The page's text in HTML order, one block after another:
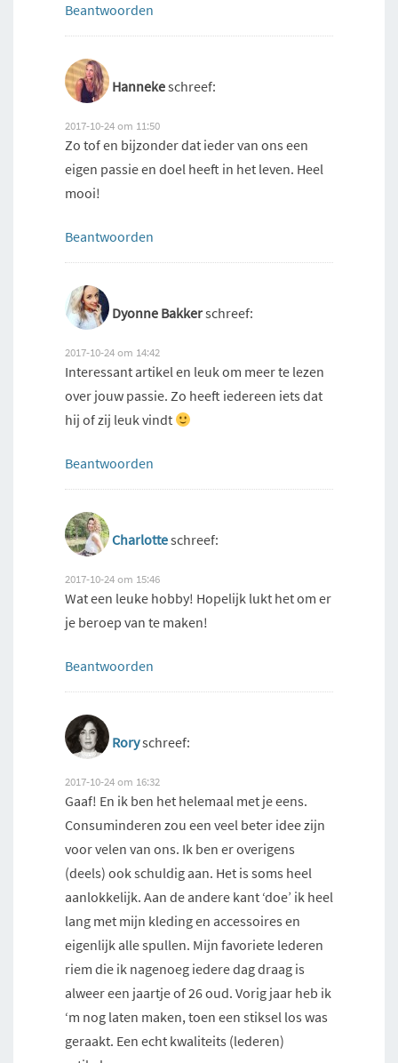
Beantwoorden
Hannekeschreef:
2017-10-24 om 11:50
Zo tof en bijzonder dat ieder van ons een
eigen passie en doel heeft in het leven. Heel
mooi!
Beantwoorden
Dyonne Bakkerschreef:
2017-10-24 om 14:42
Interessant artikel en leuk om meer te lezen
over jouw passie. Zo heeft iedereen iets dat
hij of zij leuk vindt
Beantwoorden
Charlotteschreef:
2017-10-24 om 15:46
Wat een leuke hobby! Hopelijk lukt het om er
je beroep van te maken!
Beantwoorden
Roryschreef:
2017-10-24 om 16:32
Gaaf! En ik ben het helemaal met je eens.
Consuminderen zou een veel beter idee zijn
voor velen van ons. Ik ben er overigens
(deels) ook schuldig aan. Het is soms heel
aanlokkelijk. Aan de andere kant ‘doe’ ik heel
lang met mijn kleding en accessoires en
eigenlijk alle spullen. Mijn favoriete lederen
riem die ik nagenoeg iedere dag draag is
alweer een jaartje of 26 oud. Vorig jaar heb ik
‘m nog laten maken, toen een stiksel los was
geraakt. Een echt kwaliteits (lederen)